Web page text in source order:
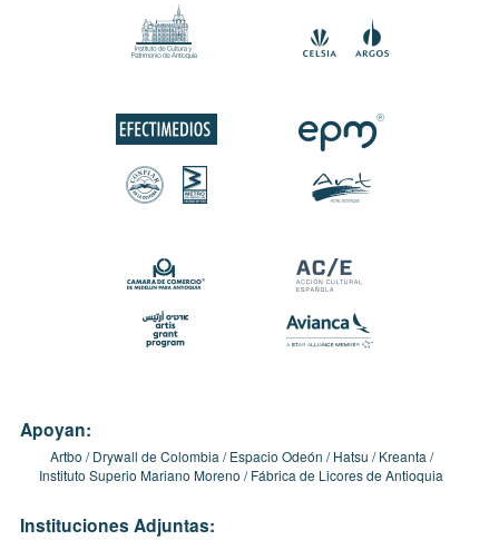
Apoyan:
Artbo Drywall de Colombia Espacio Odeón Hatsu
Kreanta
Instituto Superio Mariano Moreno
Fábrica de Licores de Antioquia
Instituciones Adjuntas: